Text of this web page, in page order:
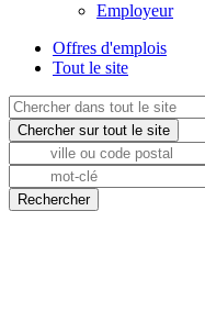
Employeur
Offres d'emplois
Tout le site